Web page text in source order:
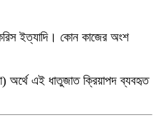
ইত্যাদি। কোন কাজের অংশ
অর্থে এই ধাতুজাত ক্রিয়াপদ ব্যবহৃত